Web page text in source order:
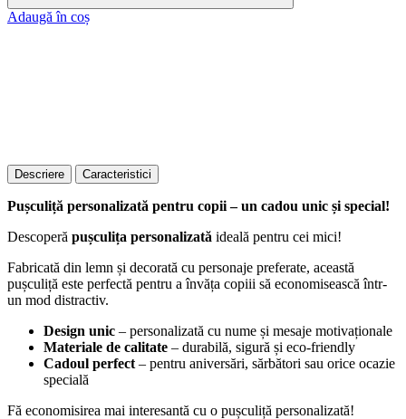
Adaugă în coș
Descriere Caracteristici
Pușculiță personalizată pentru copii – un cadou unic și special!
Descoperă pușculița personalizată ideală pentru cei mici!
Fabricată din lemn și decorată cu personaje preferate, această
pușculiță este perfectă pentru a învăța copiii să economisească într-
un mod distractiv.
Design unic – personalizată cu nume și mesaje motivaționale
Materiale de calitate – durabilă, sigură și eco-friendly
Cadoul perfect – pentru aniversări, sărbători sau orice ocazie
specială
Fă economisirea mai interesantă cu o pușculiță personalizată!